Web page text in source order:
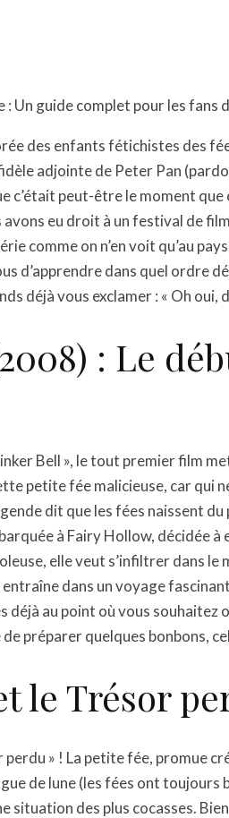
: Un guide complet pour les fans
des enfants fétichistes des
adjointe de Peter Pan
c’était peut-être le moment
eu droit à un festival de
comme on n’en voit qu’au
d’apprendre dans quel ordre
déjà vous exclamer : « Oh oui,
: Le
Bell », le tout premier film
petite fée malicieuse, car qui
dit que les fées naissent du
à Fairy Hollow, décidée à
elle veut s’infiltrer dans le
dans un voyage
déjà au point où vous souhaitez
préparer quelques bonbons,
le Trésor
» ! La petite fée, promue
de lune (les fées ont toujours
situation des plus cocasses.